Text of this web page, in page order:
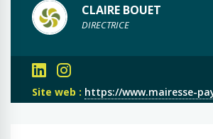
CLAIRE BOUET
DIRECTRICE
Site web : https://www.mairesse-